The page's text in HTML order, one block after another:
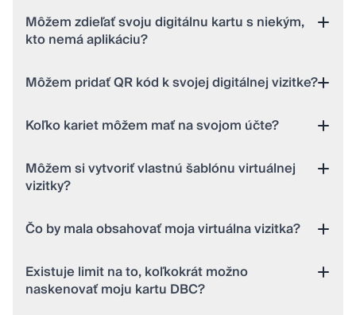
Môžem zdieľať svoju digitálnu kartu s niekým,
kto nemá aplikáciu?
Môžem pridať QR kód k svojej digitálnej vizitke?
Koľko kariet môžem mať na svojom účte?
Môžem si vytvoriť vlastnú šablónu virtuálnej
vizitky?
Čo by mala obsahovať moja virtuálna vizitka?
Existuje limit na to, koľkokrát možno
naskenovať moju kartu DBC?